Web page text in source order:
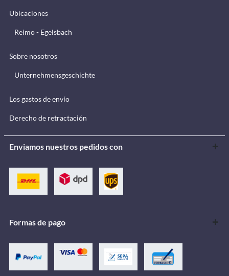
Ubicaciones
Reimo - Egelsbach
Sobre nosotros
Unternehmensgeschichte
Los gastos de envío
Derecho de retractación
Enviamos nuestros pedidos con
Formas de pago